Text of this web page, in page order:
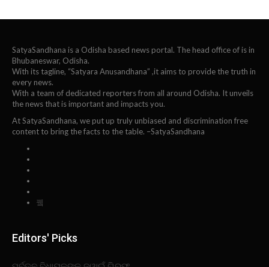
SatyaSandhana is a Odisha based news portal. The head office of is in
Bhubaneswar, Odisha.
With its tagline, “Satyara Anusandhana” ,it aims to provide the truth in
every news.
With a team of dedicated reporters from all around Odisha. It unveils
the news that is important and impacts you.
At SatyaSandhana, we put up truly unbiased and discrimination free
content to bring the facts to the table. –SatyaSandhana
Editors' Picks